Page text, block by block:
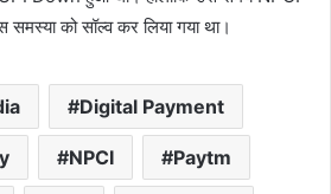
को सॉल्व कर लिया गया था।
Digital Payment
NPCI Paytm